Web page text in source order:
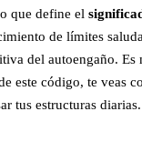
que define el
de límites
del autoengaño. Es
este código, te veas
tus estructuras diarias.